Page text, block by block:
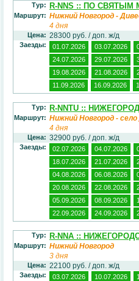
Тур: R-NNS :: ПО
Маршрут: Нижний Новгород -
4 дня
Цена: 28300 руб. / доп. ж/д
Заезды: 01.07.2026 03.07.2026
24.07.2026
29.07.2026
19.08.2026
21.08.2026
11.09.2026
16.09.2026
Тур: R-NNTU ::
Маршрут: Нижний Новгород -
4 дня
Цена: 32900 руб. / доп. ж/д
Заезды: 02.07.2026 04.07.2026
18.07.2026
21.07.2026
04.08.2026
06.08.2026
20.08.2026
22.08.2026
05.09.2026
08.09.2026
22.09.2026
24.09.2026
Тур: R-NNA ::
Маршрут: Нижний Новгород
3 дня
Цена: 22100 руб. / доп. ж/д
Заезды: 03.07.2026 10.07.2026